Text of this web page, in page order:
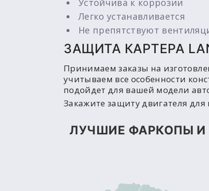
Устойчива к коррозии
Легко устанавливается
Не препятствуют
ЗАЩИТА КАРТЕРА
Принимаем заказы на
учитываем все особенности
подойдет для вашей модели
Закажите защиту двигателя
ЛУЧШИЕ ФАРКОПЫ И